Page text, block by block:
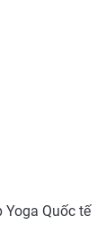
Yoga Quốc tế